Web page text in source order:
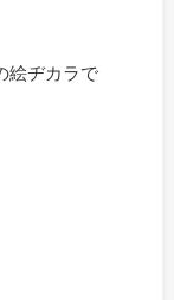
絵ヂカラで